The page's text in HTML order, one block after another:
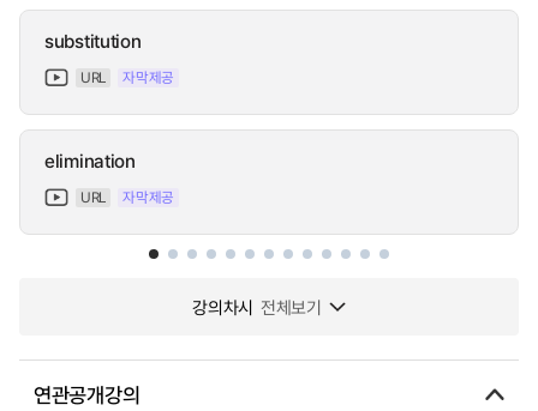
substitution
URL 자막제공
elimination
URL 자막제공
강의차시 전체보기
연관공개강의